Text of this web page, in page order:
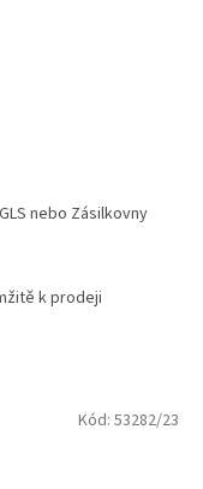
nebo Zásilkovny
k prodeji
Kód: 53282/23